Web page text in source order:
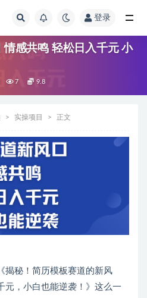
登录
感共鸣 轻松日入千元 小
7 9.8
实操项目 正文
揭秘！简历模板赛道的新风
元，小白也能逆袭！》这么一